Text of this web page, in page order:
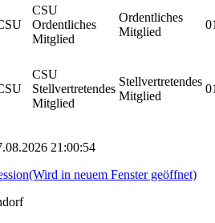
CSU
Ordentliches
Mitglied
Ordentliches
Mitglied
CSU
Stellvertretendes
Mitglied
Stellvertretendes
Mitglied
21:00:54
(Wird in neuem Fenster geöffnet)